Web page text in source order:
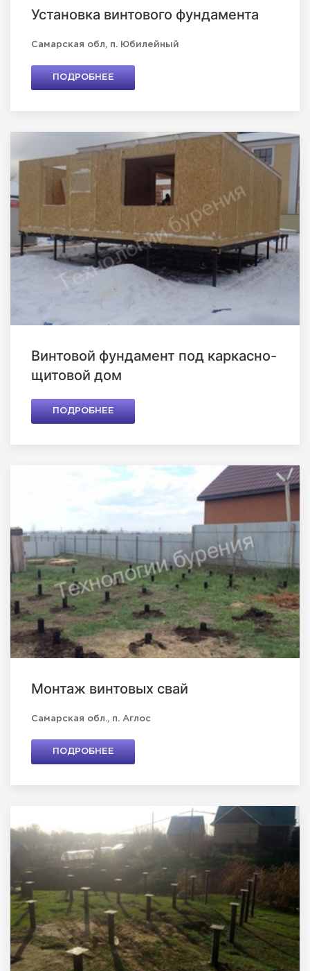
Установка винтового фундамента
Самарская обл, п. Юбилейный
ПОДРОБНЕЕ
Винтовой фундамент под каркасно-
щитовой дом
ПОДРОБНЕЕ
Монтаж винтовых свай
Самарская обл., п. Аглос
ПОДРОБНЕЕ